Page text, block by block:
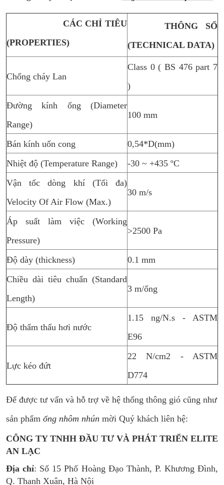
CÁC CHỈ TIÊU
(PROPERTIES)
THÔNG SỐ
(TECHNICAL DATA)
Chống cháy Lan
Class 0 ( BS 476 part 7
)
Đường kính ống (Diameter
Range)
100 mm
Bán kính uốn cong
0,54*D(mm)
Nhiệt độ (Temperature Range)
-30 ~ +435 ºC
Vận tốc dòng khí (Tối đa)
Velocity Of Air Flow (Max.)
30 m/s
Áp suất làm việc (Working
Pressure)
>2500 Pa
Độ dày (thickness)
0.1 mm
Chiều dài tiêu chuẩn (Standard
Length)
3 m/ống
Độ thẩm thấu hơi nước
1.15 ng/N.s - ASTM
E96
Lực kéo đứt
22 N/cm2 - ASTM
D774
Để được tư vấn và hỗ trợ về hệ thống thông gió cũng như
sản phẩm ống nhôm nhún mời Quý khách liên hệ:
CÔNG TY TNHH ĐẦU TƯ VÀ PHÁT TRIỂN ELITE
AN LẠC
Địa chỉ: Số 15 Phố Hoàng Đạo Thành, P. Khương Đình,
Q. Thanh Xuân, Hà Nội